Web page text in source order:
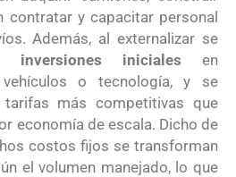
contratar y capacitar personal
Además, al externalizar se
inversiones iniciales en
vehículos o tecnología, y se
tarifas más competitivas que
economía de escala. Dicho de
costos fijos se transforman
el volumen manejado, lo que